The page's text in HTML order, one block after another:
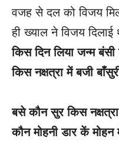
वजह से दल को विजय
ही ख्याल ने विजय
किस दिन लिया जन्म
किस नक्षत्रा में बजी
बसे कौन सुर किस
कौन मोहनी डार कें मोहन